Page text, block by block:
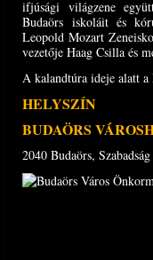
ifjúsági világzene
Budaörs iskoláit és
Leopold Mozart
vezetője Haag Csilla és
A kalandtúra ideje alatt
HELYSZÍN
BUDAÖRS
2040 Budaörs,